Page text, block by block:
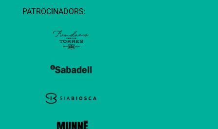
PATROCINADORS: